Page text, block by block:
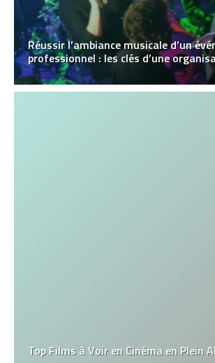
Réussir l’ambiance musicale d’un
professionnel : les clés d’une
Top Films à Voir en Cinéma en Plein